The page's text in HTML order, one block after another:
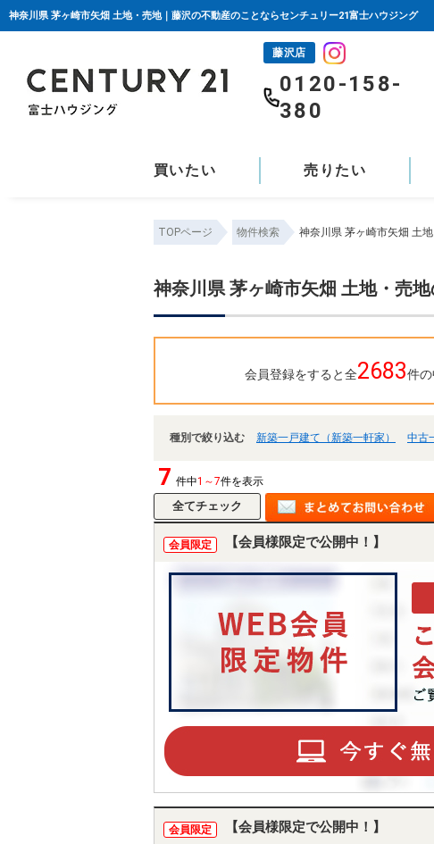
神奈川県 茅ヶ崎市矢畑 土地・売地｜藤沢の不動産のことならセンチュリー21富士ハウジング
藤沢店
0120-158-
380
買いたい 売りたい
TOPページ 物件検索 神奈川県 茅ヶ崎市矢畑 土
神奈川県 茅ヶ崎市矢畑 土地・売
会員登録をすると全2683件の
種別で絞り込む 新築一戸建て（新築一軒家） 中古
7 件中1～7件を表示
会員限定 【会員様限定で公開中！】
会員限定 【会員様限定で公開中！】